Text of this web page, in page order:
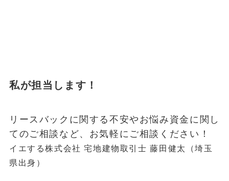
私が担当します！
リースバックに関する不安やお悩み資金に関し
てのご相談など、お気軽にご相談ください！
イエする株式会社 宅地建物取引士 藤田健太（埼玉
県出身）